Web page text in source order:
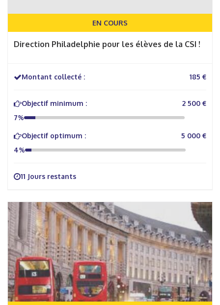
EN COURS
Direction Philadelphie pour les élèves de la CSI !
Montant collecté : 185 €
Objectif minimum :
2 500 €
7%
Objectif optimum :
5 000 €
4%
11 Jours restants